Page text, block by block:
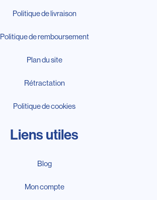
Politique de livraison
Politique de remboursement
Plan du site
Rétractation
Politique de cookies
Liens utiles
Blog
Mon compte